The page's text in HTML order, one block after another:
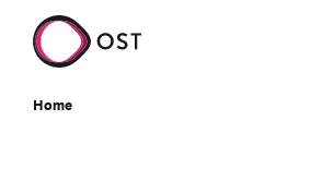
Home